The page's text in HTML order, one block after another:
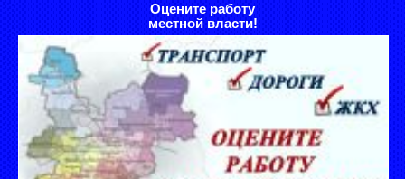
Оцените работу
местной власти!